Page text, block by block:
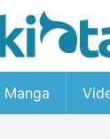
Manga